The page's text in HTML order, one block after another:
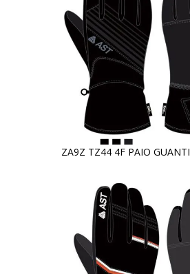
ZA9Z TZ44 4F PAIO GUANTI